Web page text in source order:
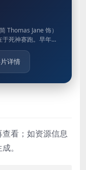
Thomas Jane 饰）
死神赛跑。早年在
FBI。在枪炮火光中
详情
看；如资源信息
。